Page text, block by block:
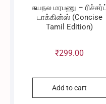
சுயநல மரபணு – ரிச்சர்ட்
டாக்கின்ஸ் (Concise
Tamil Edition)
₹299.00
Add to cart